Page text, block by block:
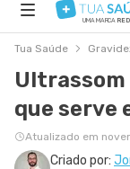
NUTRIÇÃO
GRAVIDEZ
UMA MARCA
Tua Saúde
Ultrassom
que serve
Atualizado em
Criado por: